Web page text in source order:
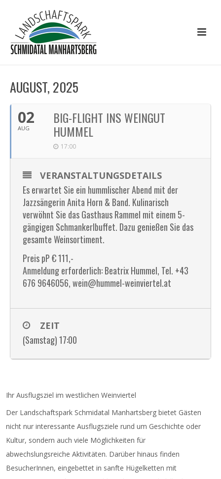
AUGUST, 2025
02
AUG
BIG-FLIGHT INS WEINGUT
HUMMEL
17:00
VERANSTALTUNGSDETAILS
Es erwartet Sie ein hummlischer Abend mit der
Jazzsängerin Anita Horn & Band. Kulinarisch
verwöhnt Sie das Gasthaus Rammel mit einem 5-
gängigen Schmankerlbuffet. Dazu genießen Sie das
gesamte Weinsortiment.
Preis pP € 111,-
Anmeldung erforderlich: Beatrix Hummel, Tel. +43
676 9646056, wein@hummel-weinviertel.at
ZEIT
(Samstag) 17:00
Ihr Ausflugsziel im westlichen Weinviertel
Der Landschaftspark Schmidatal Manhartsberg bietet Gästen
nicht nur interessante Ausflugsziele rund um Geschichte oder
Kultur, sondern auch viele Möglichkeiten für
abwechslungsreiche Aktivitäten. Darüber hinaus finden
BesucherInnen, eingebettet in sanfte Hügelketten mit